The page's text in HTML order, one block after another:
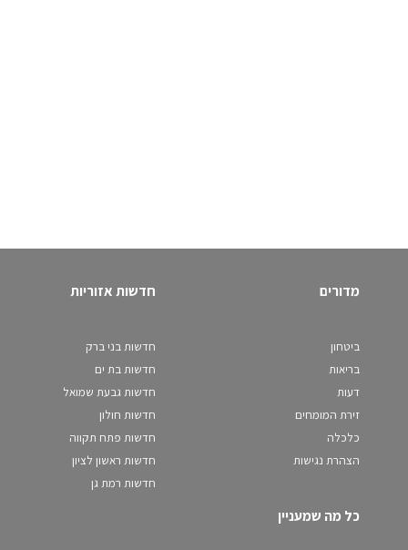
מדורים
ביטחון
בריאות
דעות
זירת המומחים
כלכלה
הצהרת נגישות
חדשות אזוריות
חדשות בני ברק
חדשות בת ים
חדשות גבעת שמואל
חדשות חולון
חדשות פתח תקווה
חדשות ראשון לציון
חדשות רמת גן
כל מה שמעניין